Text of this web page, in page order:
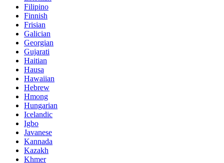
Filipino
Finnish
Frisian
Galician
Georgian
Gujarati
Haitian
Hausa
Hawaiian
Hebrew
Hmong
Hungarian
Icelandic
Igbo
Javanese
Kannada
Kazakh
Khmer